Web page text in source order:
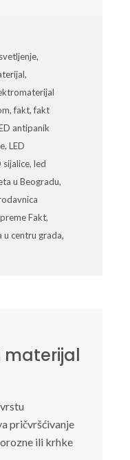
,
,
,fakt,fakt
antipanik
, LED
sijalice, led
u Beogradu,
Fakt,
centru grada,
materijal
pričvršćivanje
ili krhke